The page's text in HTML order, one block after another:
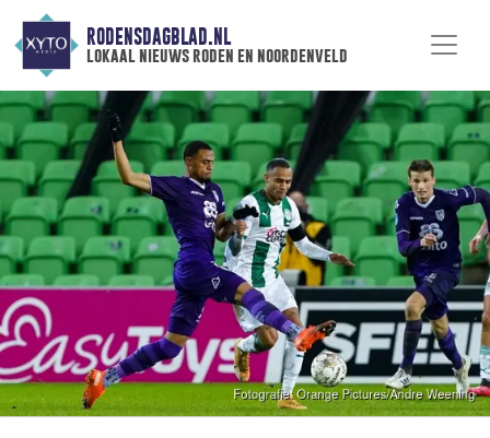
RODENSDAGBLAD.NL
lokaal nieuws roden en noordenveld